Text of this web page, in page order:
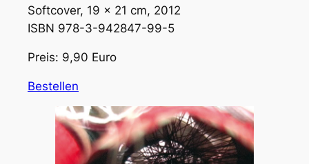
Softcover, 19 x 21 cm, 2012
ISBN 978-3-942847-99-5
Preis: 9,90 Euro
Bestellen